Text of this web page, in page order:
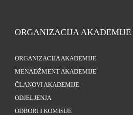
ORGANIZACIJA AKADEMIJE
ORGANIZACIJA AKADEMIJE
MENADŽMENT AKADEMIJE
ČLANOVI AKADEMIJE
ODJELJENJA
ODBORI I KOMISIJE